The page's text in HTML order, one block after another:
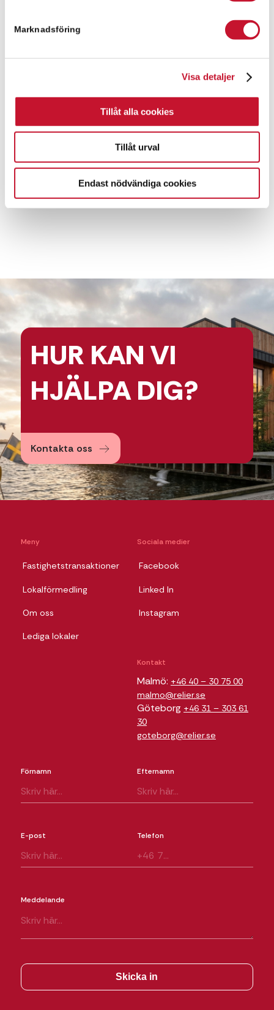
Marknadsföring
Visa detaljer
Tillåt alla cookies
Tillåt urval
Endast nödvändiga cookies
kassaflöde och
fullt uthyrd till
hyresgäster inom
fordonsbranschen
överlåten genom
HUR KAN VI
HJÄLPADIG?
Kontakta oss
Meny
Fastighetstransaktioner
Lokalförmedling
Om oss
Lediga lokaler
Sociala medier
Facebook
Linked In
Instagram
Kontakt
Malmö: +46 40 – 30 75 00
malmo@relier.se
Göteborg +46 31 – 303 61
30
goteborg@relier.se
Förnamn Efternamn
E-post Telefon
Meddelande